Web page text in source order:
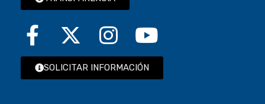
SOLICITAR INFORMACIÓN